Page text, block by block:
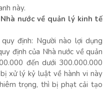
này.
nước về quản lý kinh tế
định: Người nào lợi dụng
định của Nhà nước về quản
đến dưới 300.000.000
xử lý kỷ luật về hành vi này
trọng, thì bị phạt cải tạo